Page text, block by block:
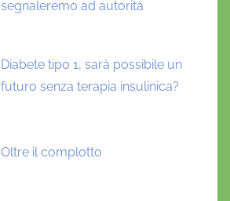
segnaleremo ad autorità
Diabete tipo 1, sarà possibile un
futuro senza terapia insulinica?
Oltre il complotto